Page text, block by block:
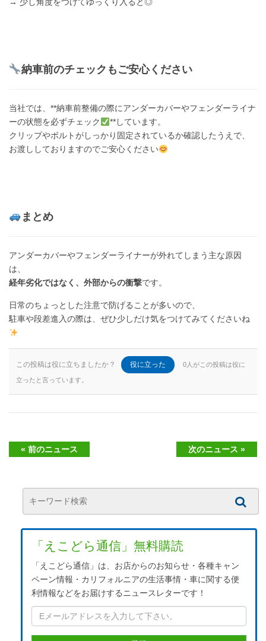
→ 少し角度をつけてゆっくり入ると◎
納車前のチェックもご安心ください
当社では、**納車前整備の際にアンダーカバーやフェンダーライナ
ーの状態を必ずチェック
**しています。
クリップやボルトがしっかり固定されているか確認したうえで、
お渡ししておりますのでご安心ください
まとめ
アンダーカバーやフェンダーライナーが外れてしまう主な原因
は、
経年劣化ではなく、外部からの衝撃です。
日常のちょっとした注意で防げることが多いので、
駐車や段差進入の際は、ぜひ少しだけ気をつけてみてくださいね
この投稿は役に立ちましたか？ 役に立った 0人がこの投稿は役に
立ったと言っています。
« 前のニュース 次のニュース »
「えこどら通信」無料購読
「えこどら通信」は、お店からのお知らせ・各種キャン
ペーン情報・カリフォルニアの生活事情・車に関する便
利情報などをお届けするニュースレターです！